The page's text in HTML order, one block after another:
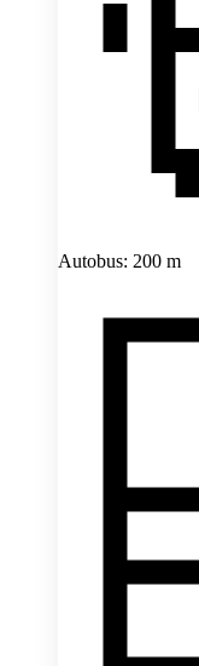
Autobus: 200 m